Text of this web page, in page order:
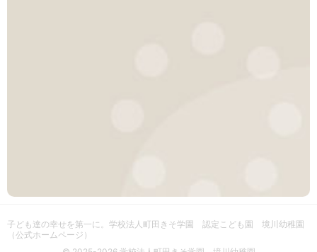
子ども達の幸せを第一に。 学校法人町田きそ学園 認定こども園 境川幼稚園
（公式ホームページ）